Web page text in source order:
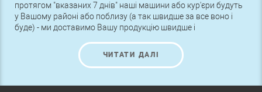
протягом "вказаних 7 днів" наші машини або кур'єри будуть
у Вашому районі або поблизу (а так швидше за все воно і
буде) - ми доставимо Вашу продукцію швидше і
ЧИТАТИ ДАЛІ